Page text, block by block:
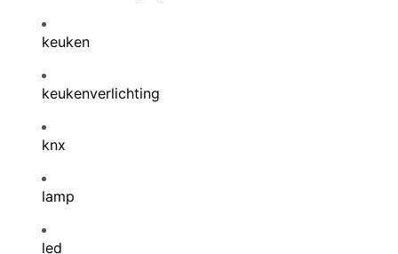
keuken
keukenverlichting
knx
lamp
led